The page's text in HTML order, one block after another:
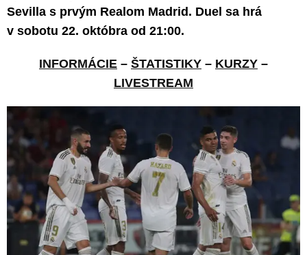
Sevilla s prvým Realom Madrid. Duel sa hrá
v sobotu 22. októbra od 21:00.
INFORMÁCIE – ŠTATISTIKY – KURZY –
LIVESTREAM